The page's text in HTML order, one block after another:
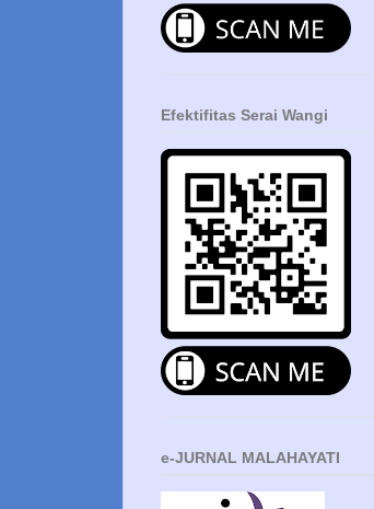
Efektifitas Serai Wangi
e-JURNAL MALAHAYATI